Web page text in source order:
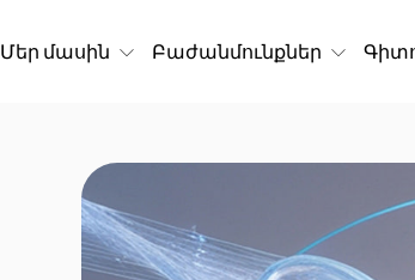
Մեր մասին Բաժանմունքներ